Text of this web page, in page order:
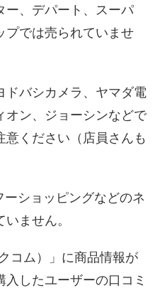
ー、デパート、スーパ
プでは売られていませ
ドバシカメラ、ヤマダ電
オン、ジョーシンなどで
ください（店員さんも
ショッピングなどのネ
ません。
コム）」に商品情報が
したユーザーの口コミ